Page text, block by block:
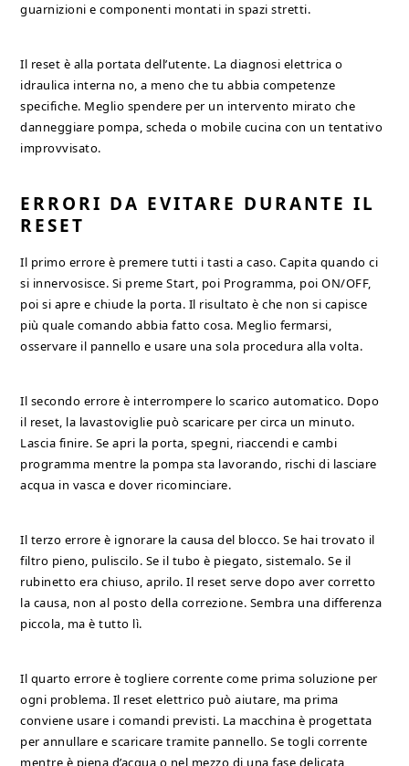
guarnizioni e componenti montati in spazi stretti.
Il reset è alla portata dell’utente. La diagnosi elettrica o
idraulica interna no, a meno che tu abbia competenze
specifiche. Meglio spendere per un intervento mirato che
danneggiare pompa, scheda o mobile cucina con un tentativo
improvvisato.
ERRORI DA EVITARE DURANTE IL
RESET
Il primo errore è premere tutti i tasti a caso. Capita quando ci
si innervosisce. Si preme Start, poi Programma, poi ON/OFF,
poi si apre e chiude la porta. Il risultato è che non si capisce
più quale comando abbia fatto cosa. Meglio fermarsi,
osservare il pannello e usare una sola procedura alla volta.
Il secondo errore è interrompere lo scarico automatico. Dopo
il reset, la lavastoviglie può scaricare per circa un minuto.
Lascia finire. Se apri la porta, spegni, riaccendi e cambi
programma mentre la pompa sta lavorando, rischi di lasciare
acqua in vasca e dover ricominciare.
Il terzo errore è ignorare la causa del blocco. Se hai trovato il
filtro pieno, puliscilo. Se il tubo è piegato, sistemalo. Se il
rubinetto era chiuso, aprilo. Il reset serve dopo aver corretto
la causa, non al posto della correzione. Sembra una differenza
piccola, ma è tutto lì.
Il quarto errore è togliere corrente come prima soluzione per
ogni problema. Il reset elettrico può aiutare, ma prima
conviene usare i comandi previsti. La macchina è progettata
per annullare e scaricare tramite pannello. Se togli corrente
mentre è piena d’acqua o nel mezzo di una fase delicata,